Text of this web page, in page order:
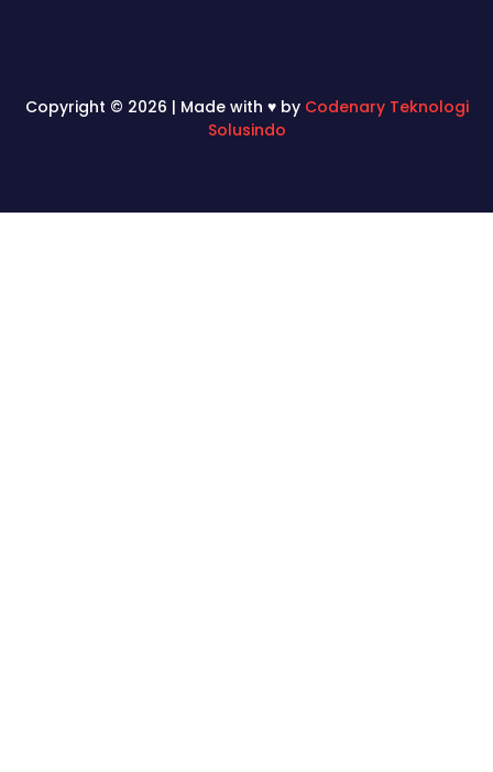
Copyright © 2026 | Made with ♥ by Codenary Teknologi
Solusindo